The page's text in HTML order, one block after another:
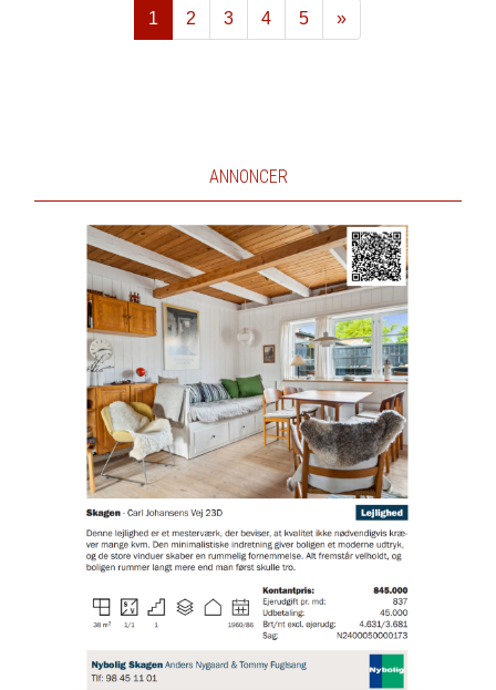
1 2 3 4 5
»
Næste
ANNONCER